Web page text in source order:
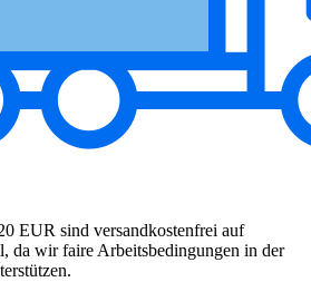
EUR sind versandkostenfrei auf
da wir faire Arbeitsbedingungen in der